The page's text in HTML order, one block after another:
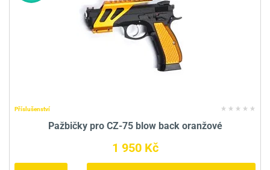
Příslušenství
Pažbičky pro CZ-75 blow back oranžové
1 950 Kč